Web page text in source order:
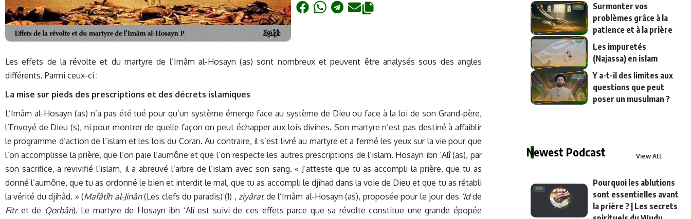
Les effets de la révolte et du martyre de l’Imâm al-Hosayn (as) sont nombreux et peuvent être analysés sous des angles
différents. Parmi ceux-ci :
La mise sur pieds des prescriptions et des décrets islamiques
L’Imâm al-Hosayn (as) n’a pas été tué pour qu’un système émerge face au système de Dieu ou face à la loi de son Grand-père,
l’Envoyé de Dieu (s), ni pour montrer de quelle façon on peut échapper aux lois divines. Son martyre n’est pas destiné à affaiblir
le programme d’action de l’islam et les lois du Coran. Au contraire, il s’est livré au martyre et a fermé les yeux sur la vie pour que
l’on accomplisse la prière, que l’on paie l’aumône et que l’on respecte les autres prescriptions de l’islam. Hosayn ibn ‘Alî (as), par
son sacrifice, a revivifié l’islam, il a abreuvé l’arbre de l’islam avec son sang. « J’atteste que tu as accompli la prière, que tu as
donné l’aumône, que tu as ordonné le bien et interdit le mal, que tu as accompli le djihad dans la voie de Dieu et que tu as rétabli
la vérité du djihâd. » (Mafâtîh al-Jinân(Les clefs du paradis) (1) , ziyâratde l’Imâm al-Hosayn (as), proposée pour le jour des ‘Idde
Fitret de Qorbân). Le martyre de Hosayn ibn ‘Alî est suivi de ces effets parce que sa révolte constitue une grande épopée
Surmonter vos
problèmes grâce à la
patience et à la prière
Les impuretés
(Najassa) en islam
Y a-t-il des limites aux
questions que peut
poser un musulman ?
Newest Podcast View All
Pourquoi les ablutions
sont essentielles avant
la prière ? | Les secrets